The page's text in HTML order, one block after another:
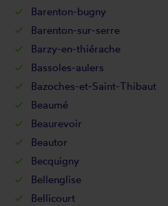
Barenton-bugny
Barenton-sur-serre
Barzy-en-thiérache
Bassoles-aulers
Bazoches-et-Saint-Thibaut
Beaumé
Beaurevoir
Beautor
Becquigny
Bellenglise
Bellicourt